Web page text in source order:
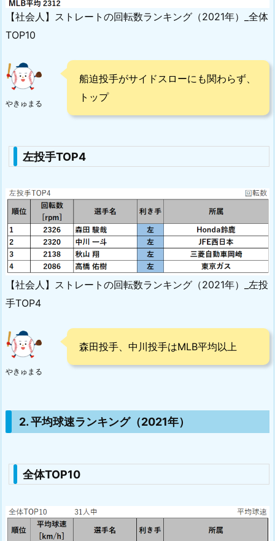
【社会人】ストレートの回転数ランキング（2021年）_全体
TOP10
やきゅまる
船迫投手がサイドスローにも関わらず、
トップ
左投手TOP4
【社会人】ストレートの回転数ランキング（2021年）_左投
手TOP4
やきゅまる
森田投手、中川投手はMLB平均以上
2. 平均球速ランキング（2021年）
全体TOP10